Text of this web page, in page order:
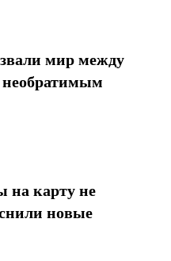
мир между
на карту не
новые